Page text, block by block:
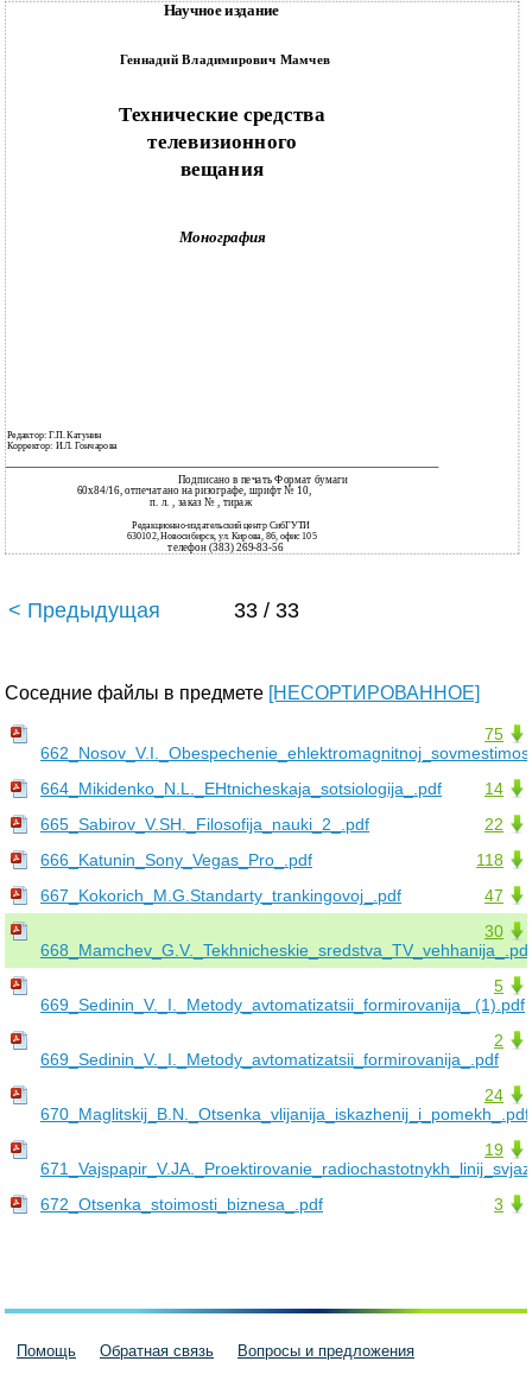
Научное издание
Геннадий Владимирович Мамчев
Технические средства
телевизионного
вещания
Монография
Редактор: Г.П. Катунин
Корректор: И.Л. Гончарова
Подписано в печать Формат бумаги
60х84/16, отпечатано на ризографе, шрифт № 10,
п. л. , заказ № , тираж
Редакционно-издательский центр СибГУТИ
630102, Новосибирск, ул. Кирова, 86, офис 105
телефон (383) 269-83-56
< Предыдущая 33 / 33
Соседние файлы в предмете [НЕСОРТИРОВАННОЕ]
75
14
664_Mikidenko_N.L._EHtnicheskaja_sotsiologija_.pdf
22
665_Sabirov_V.SH._Filosofija_nauki_2_.pdf
118
666_Katunin_Sony_Vegas_Pro_.pdf
47
667_Kokorich_M.G.Standarty_trankingovoj_.pdf
30
668_Mamchev_G.V._Tekhnicheskie_sredstva_TV_vehhanija_.pdf
5
669_Sedinin_V._I._Metody_avtomatizatsii_formirovanija_ (1).pdf
2
669_Sedinin_V._I._Metody_avtomatizatsii_formirovanija_.pdf
24
670_Maglitskij_B.N._Otsenka_vlijanija_iskazhenij_i_pomekh_.pdf
19
3
672_Otsenka_stoimosti_biznesa_.pdf
Помощь Обратная связь Вопросы и предложения